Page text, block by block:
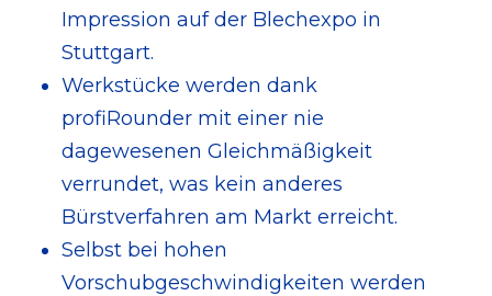
Impression auf der Blechexpo in
Stuttgart.
Werkstücke werden dank
profiRounder mit einer nie
dagewesenen Gleichmäßigkeit
verrundet, was kein anderes
Bürstverfahren am Markt erreicht.
Selbst bei hohen
Vorschubgeschwindigkeiten werden